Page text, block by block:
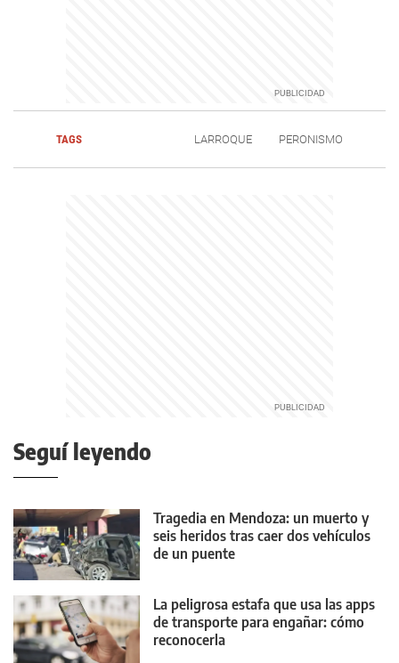
TAGS LARROQUE PERONISMO
Seguí leyendo
Tragedia en Mendoza: un muerto y
seis heridos tras caer dos vehículos
de un puente
La peligrosa estafa que usa las apps
de transporte para engañar: cómo
reconocerla